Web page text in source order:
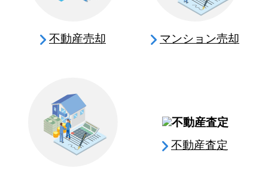
不動産売却 マンション売却
不動産査定